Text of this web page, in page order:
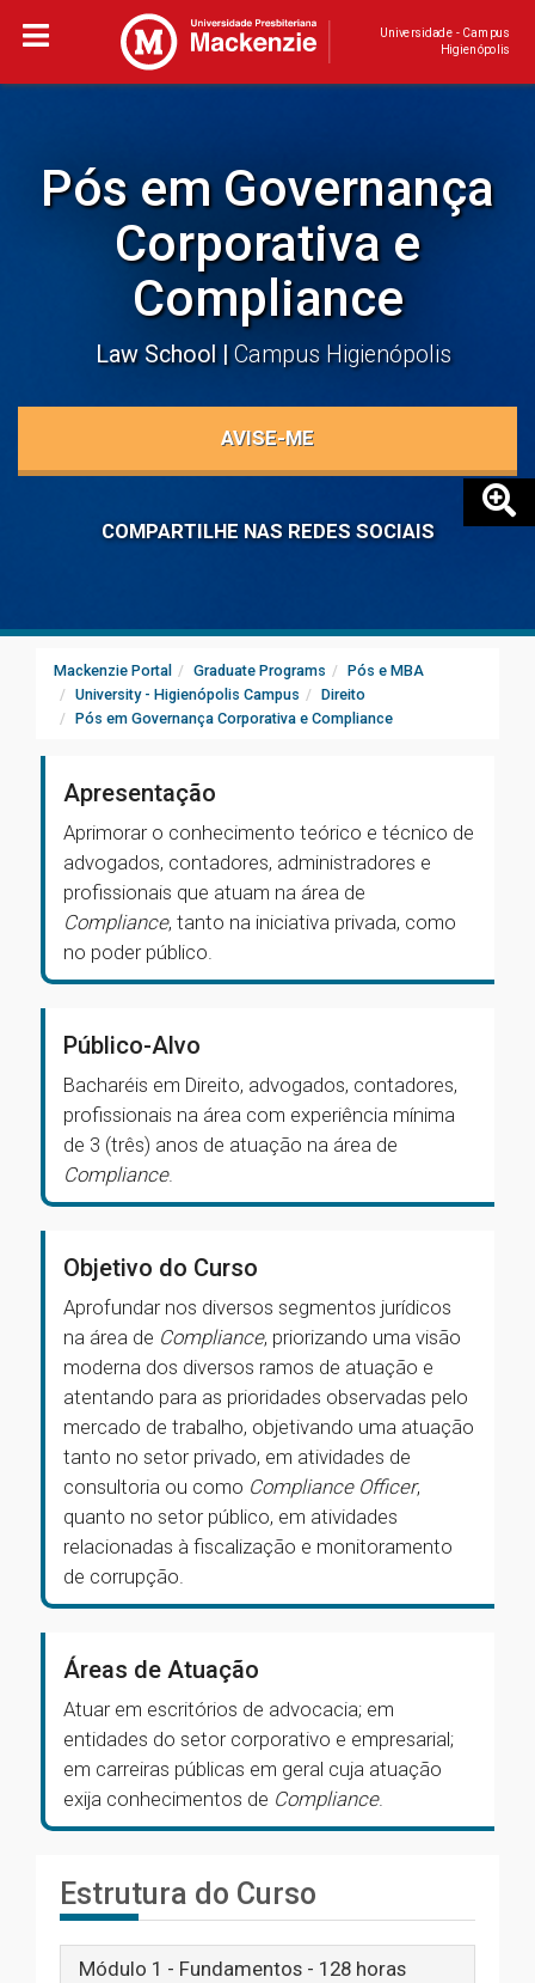
Universidade - Campus
Higienópolis
Pós em Governança
Corporativa e
Compliance
Law School Campus Higienópolis
AVISE-ME
COMPARTILHE NAS REDES SOCIAIS
Mackenzie Portal Graduate Programs
Pós e MBA
University - Higienópolis Campus
Direito
Pós em Governança Corporativa e Compliance
Apresentação
Aprimorar o conhecimento teórico e técnico de
advogados, contadores, administradores e
profissionais que atuam na área de
Compliance, tanto na iniciativa privada, como
no poder público.
Público-Alvo
Bacharéis em Direito, advogados, contadores,
profissionais na área com experiência mínima
de 3 (três) anos de atuação na área de
Compliance.
Objetivo do Curso
Aprofundar nos diversos segmentos jurídicos
na área de Compliance, priorizando uma visão
moderna dos diversos ramos de atuação e
atentando para as prioridades observadas pelo
mercado de trabalho, objetivando uma atuação
tanto no setor privado, em atividades de
consultoria ou como Compliance Officer,
quanto no setor público, em atividades
relacionadas à fiscalização e monitoramento
de corrupção.
Áreas de Atuação
Atuar em escritórios de advocacia; em
entidades do setor corporativo e empresarial;
em carreiras públicas em geral cuja atuação
exija conhecimentos de Compliance.
Estrutura do Curso
Módulo 1 - Fundamentos - 128 horas